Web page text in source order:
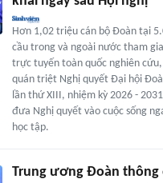
Hơn 1,02 triệu cán bộ Đoàn tại
cầu trong và ngoài nước tham
trực tuyến toàn quốc nghiên
quán triệt Nghị quyết Đại hội
lần thứ XIII, nhiệm kỳ 2026 -
đưa Nghị quyết vào cuộc sống
học tập.
Trung ương Đoàn thông